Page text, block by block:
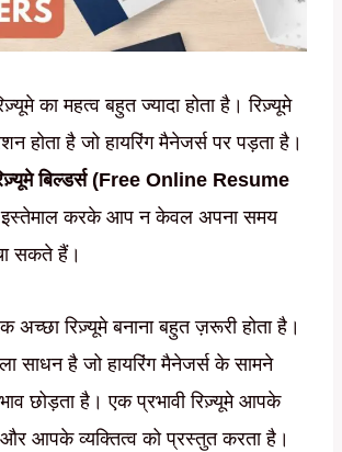
का महत्व बहुत ज्यादा होता है। रिज़्यूमे
होता है जो हायरिंग मैनेजर्स पर पड़ता है।
बिल्डर्स (Free Online Resume
करके आप न केवल अपना समय
सकते हैं।
अच्छा रिज़्यूमे बनाना बहुत ज़रूरी होता है।
साधन है जो हायरिंग मैनेजर्स के सामने
छोड़ता है। एक प्रभावी रिज़्यूमे आपके
और आपके व्यक्तित्व को प्रस्तुत करता है।